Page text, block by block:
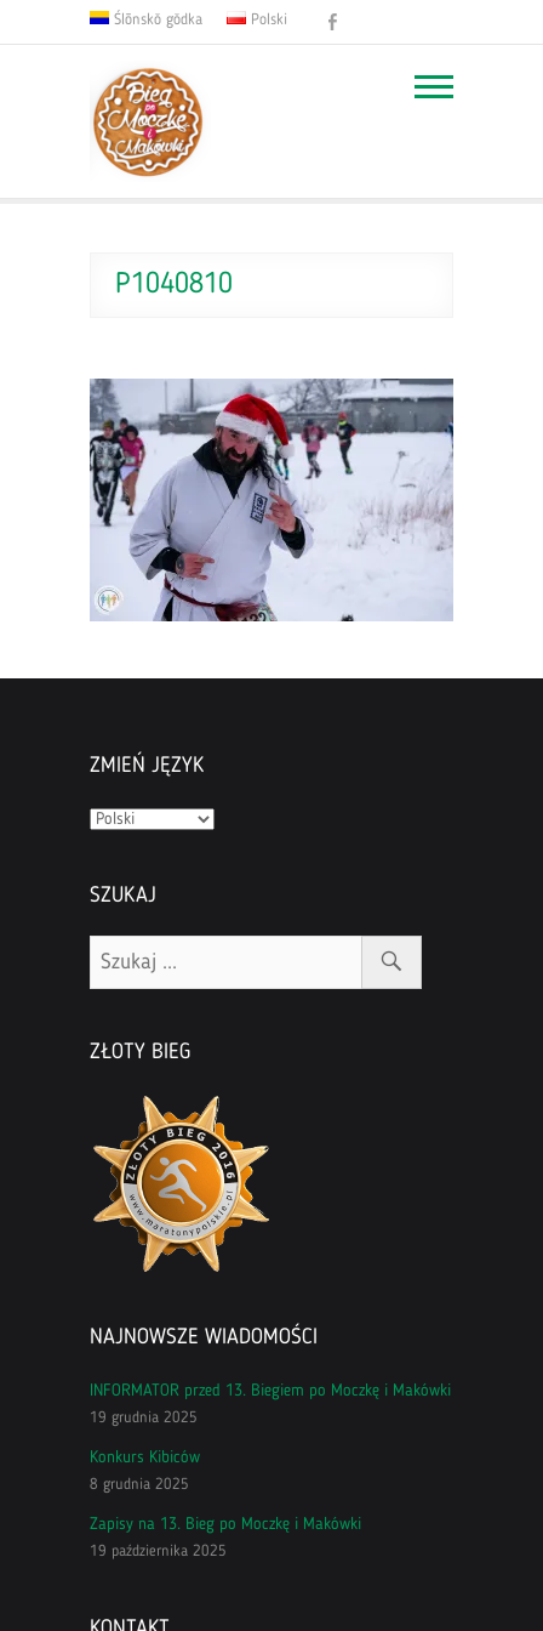
Ślōnskŏ gŏdka Polski
P1040810
ZMIEŃ JĘZYK
Zmień
SZUKAJ
ZŁOTY BIEG
NAJNOWSZE WIADOMOŚCI
INFORMATOR przed 13. Biegiem po Moczkę i Makówki
19 grudnia 2025
Konkurs Kibiców
8 grudnia 2025
Zapisy na 13. Bieg po Moczkę i Makówki
19 października 2025